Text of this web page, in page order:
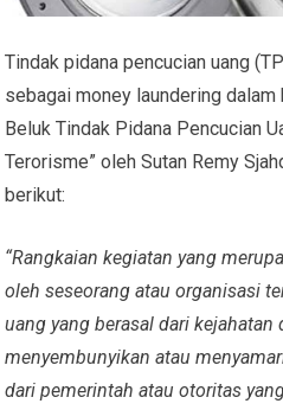
Tindak pidana pencucian uang
sebagai money laundering dalam
Beluk Tindak Pidana Pencucian
Terorisme” oleh Sutan Remy
berikut:
“Rangkaian kegiatan yang
oleh seseorang atau organisasi
uang yang berasal dari
menyembunyikan atau
dari pemerintah atau otoritas